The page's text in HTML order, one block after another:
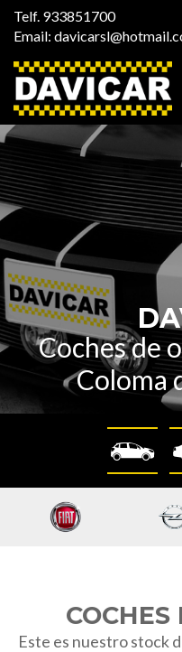
Telf. 933851700
Email:
Coches de
Coloma
Este es nuestro stock